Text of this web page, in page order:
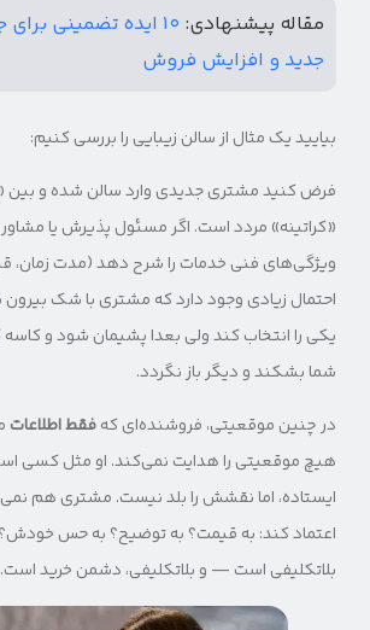
مقاله پیشنهادی: ۱۰ ایده تضمینی برای
جدید و افزایش فروش
بیایید یک مثال از سالن زیبایی را بررسی کنیم:
فرض کنید مشتری جدیدی وارد سالن شده و بین
«کراتینه» مردد است. اگر مسئول پذیرش یا مشاور
ویژگی‌های فنی خدمات را شرح دهد (مدت زمان،
احتمال زیادی وجود دارد که مشتری با شک بیرون
یکی را انتخاب کند ولی بعدا پشیمان شود و کاسه
شما بشکند و دیگر باز نگردد.
در چنین موقعیتی، فروشنده‌ای کهفقط اطلاعات
هیچ موقعیتی را هدایت نمی‌کند. او مثل کسی
ایستاده، اما نقشش را بلد نیست. مشتری هم
اعتماد کند: به قیمت؟ به توضیح؟ به حس خودش؟
بلاتکلیفی است — و بلاتکلیفی، دشمن خرید است.